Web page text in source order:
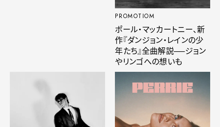
PROMOTIOM
ポール・マッカートニー、新
作『ダンジョン・レインの少
年たち』全曲解説──ジョン
やリンゴへの想いも